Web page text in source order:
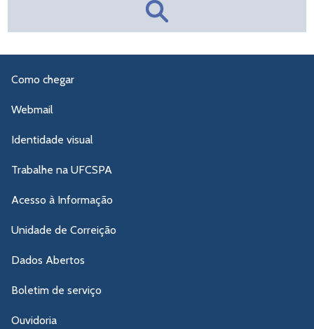
Como chegar
Webmail
Identidade visual
Trabalhe na UFCSPA
Acesso à Informação
Unidade de Correição
Dados Abertos
Boletim de serviço
Ouvidoria